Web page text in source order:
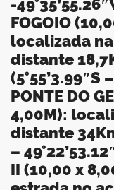
-
FOGOIO
localizada
distante
(5°55’3.99″S
PONTE DO
4,00M):
distante
–
II (10,00 x